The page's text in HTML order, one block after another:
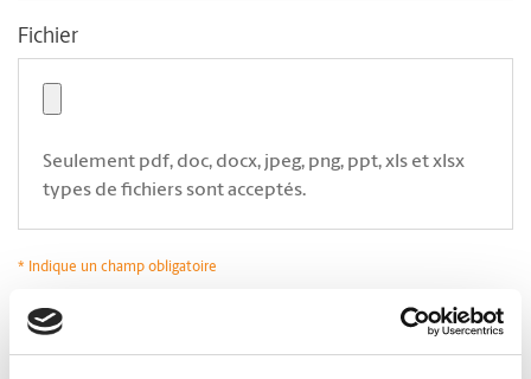
Fichier
Seulement pdf, doc, docx, jpeg, png, ppt, xls et xlsx
types de fichiers sont acceptés.
* Indique un champ obligatoire
* Oui, j’accepte que The UPS Store communique avec moi*. En cliquant sur
Soumettre, je déclare avoir lu et accepter la
Politique de confidentialité..